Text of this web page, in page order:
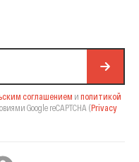
соглашением и политикой
Google reCAPTCHA (Privacy